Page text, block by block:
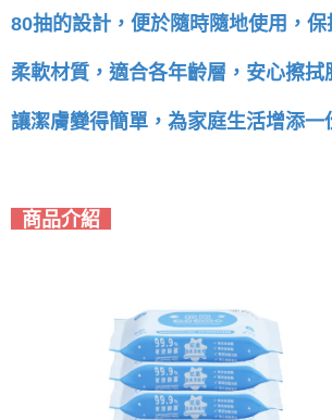
80抽的設計，便於隨時隨地使用，
柔軟材質，適合各年齡層，安心擦拭
讓潔膚變得簡單，為家庭生活增添一
商品介紹